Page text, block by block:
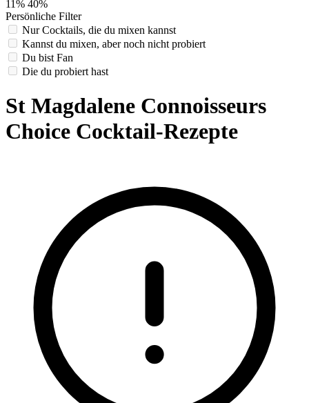
11% 40%
Persönliche Filter
Nur Cocktails, die du mixen kannst
Kannst du mixen, aber noch nicht probiert
Du bist Fan
Die du probiert hast
St Magdalene Connoisseurs
Choice Cocktail-Rezepte